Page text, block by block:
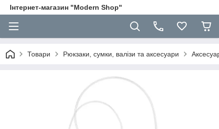
Інтернет-магазин "Modern Shop"
Товари Рюкзаки, сумки, валізи та аксесуари